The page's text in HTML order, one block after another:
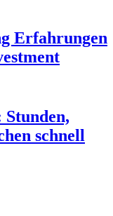
Erfahrungen
schnell